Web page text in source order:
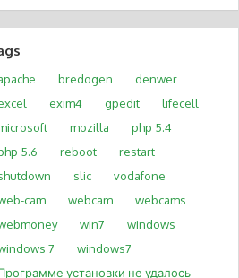
bredogen
denwer
exim4 gpedit
lifecell
mozilla
php 5.4
5.6
reboot
restart
slic
vodafone
cam
webcam
webcams
win7
windows
7
windows7
установки не удалось